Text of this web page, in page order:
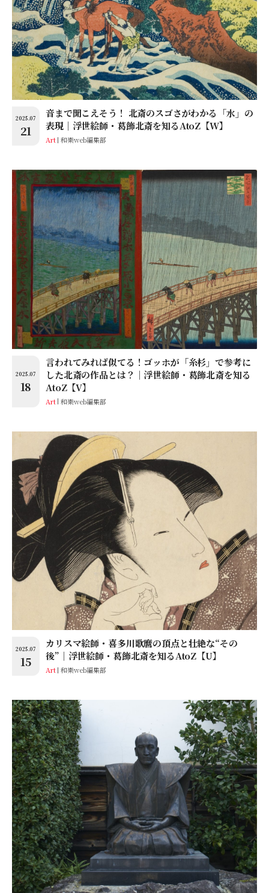
2025.07
21
音まで聞こえそう！ 北斎のスゴさがわかる「水」の
表現│浮世絵師・葛飾北斎を知るAtoZ【W】
Art 和樂web編集部
2025.07
18
言われてみれば似てる！ゴッホが「糸杉」で参考に
した北斎の作品とは？│浮世絵師・葛飾北斎を知る
AtoZ【V】
Art 和樂web編集部
2025.07
15
カリスマ絵師・喜多川歌麿の頂点と壮絶な“その
後”│浮世絵師・葛飾北斎を知るAtoZ【U】
Art 和樂web編集部